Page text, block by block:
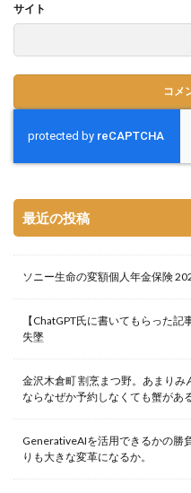
サイト
最近の投稿
ソニー生命の変額個人年金保険
【ChatGPT氏に書いてもらった
失墜
金沢木倉町 割烹まつ野。あまり
ならなぜか予約しなくても蟹がある
GenerativeAIを活用できるかの勝
りも大きな変革になるか。